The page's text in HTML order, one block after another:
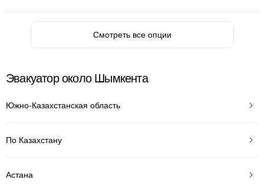
Смотреть все опции
Эвакуатор около Шымкента
Южно-Казахстанская область
По Казахстану
Астана